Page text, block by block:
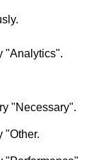
"Analytics".
"Necessary".
"Other.